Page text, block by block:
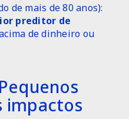
de mais de 80 anos):
preditor de
de dinheiro ou
impactos